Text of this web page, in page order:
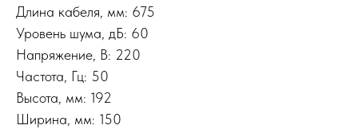
Длина кабеля, мм: 675
Уровень шума, дБ: 60
Напряжение, В: 220
Частота, Гц: 50
Высота, мм: 192
Ширина, мм: 150